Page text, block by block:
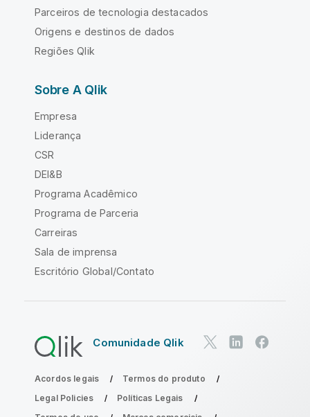
Parceiros de tecnologia destacados
Origens e destinos de dados
Regiões Qlik
Sobre A Qlik
Empresa
Liderança
CSR
DEI&B
Programa Acadêmico
Programa de Parceria
Carreiras
Sala de imprensa
Escritório Global/Contato
Comunidade Qlik
Acordos legais
Termos do produto
Legal Policies
Políticas Legais